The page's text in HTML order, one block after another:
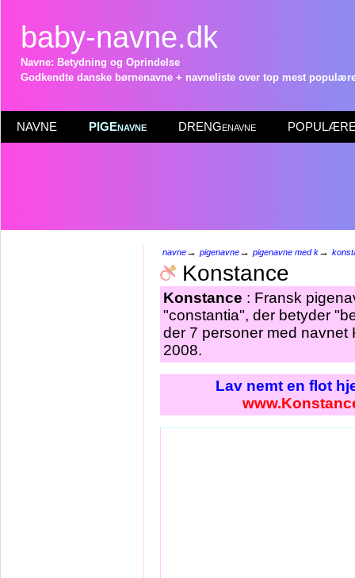
baby-navne.dk
Navne: Betydning og Oprindelse
Godkendte danske børnenavne + navneliste over top mest
NAVNE PIGEnavne DRENGenavne POPULÆRE
navne→ pigenavne→ pigenavne med k→
Konstance
Konstance : Fransk
"constantia", der betyder
der 7 personer med navnet
2008.
Lav nemt en flot